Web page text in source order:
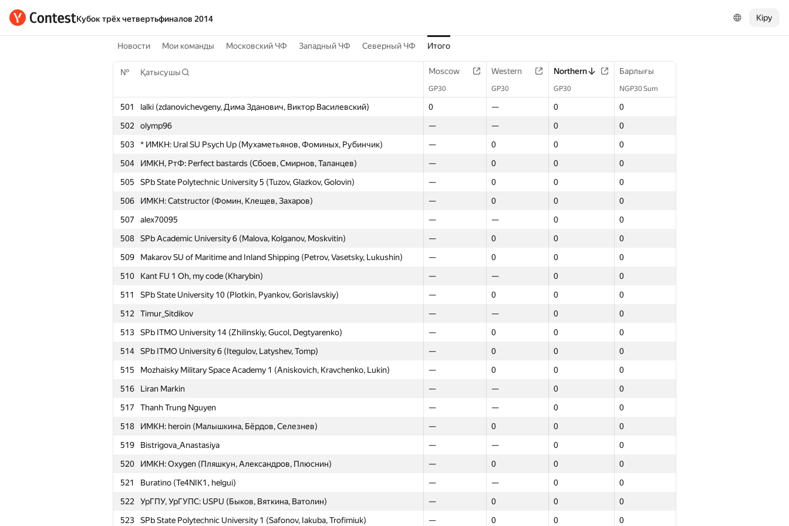
Кубок трёх четвертьфиналов 2014 Кіру
Новости Мои команды Московский ЧФ Западный ЧФ Северный ЧФ Итого
№ Қатысушы Moscow Western Northern Барлығы
GP30 GP30 GP30 NGP30 Sum
501 lalki (zdanovichevgeny, Дима Зданович, Виктор Василевский) 0 — 0
0
502
olymp96 — — 0
0
503
* ИМКН: Ural SU Psych Up (Мухаметьянов, Фоминых, Рубинчик) — 0 0
0
504
ИМКН, РтФ: Perfect bastards (Сбоев, Смирнов, Таланцев) — 0 0
0
505
SPb State Polytechnic University 5 (Tuzov, Glazkov, Golovin) — 0 0
0
506
ИМКН: Catstructor (Фомин, Клещев, Захаров) — 0 0
0
507
alex70095 — — 0
0
508
SPb Academic University 6 (Malova, Kolganov, Moskvitin) — 0 0
0
509
Makarov SU of Maritime and Inland Shipping (Petrov, Vasetsky, Lukushin) — 0 0
0
510
Kant FU 1 Oh, my code (Kharybin) — — 0
0
511
SPb State University 10 (Plotkin, Pyankov, Gorislavskiy) — 0 0
0
512
Timur_Sitdikov — — 0
0
513
SPb ITMO University 14 (Zhilinskiy, Gucol, Degtyarenko) — 0 0
0
514
SPb ITMO University 6 (Itegulov, Latyshev, Tomp) — 0 0
0
515
Mozhaisky Military Space Academy 1 (Aniskovich, Kravchenko, Lukin) — 0 0
0
516
Liran Markin — — 0
0
517
Thanh Trung Nguyen — — 0
0
518
ИМКН: heroin (Малышкина, Бёрдов, Селезнев) — 0 0
0
519
Bistrigova_Anastasiya — — 0
0
520
ИМКН: Oxygen (Пляшкун, Александров, Плюснин) — 0 0
0
521
Buratino (Te4NIK1, helgui) — — 0
0
522
УрГПУ, УрГУПС: USPU (Быков, Вяткина, Ватолин) — 0 0
0
523
SPb State Polytechnic University 1 (Safonov, Iakuba, Trofimiuk) — 0 0
0
№ Қатысушы Western Northern Барлығы
GP30 GP30 NGP30 Sum